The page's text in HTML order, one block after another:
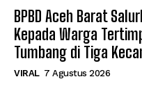
BPBD Aceh Barat
Kepada Warga
Tumbang di Tiga
VIRAL 7 Agustus 2026